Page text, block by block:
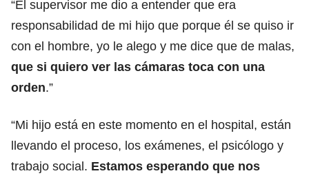
“El supervisor me dio a entender que era
responsabilidad de mi hijo que porque él se quiso ir
con el hombre, yo le alego y me dice que de malas,
que si quiero ver las cámaras toca con una
orden.”
“Mi hijo está en este momento en el hospital, están
llevando el proceso, los exámenes, el psicólogo y
trabajo social. Estamos esperando que nos